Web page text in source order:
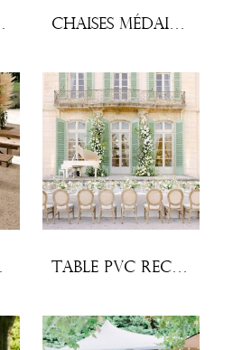
x10) Chaises Médaillon (lot x10)
Table PVC rectangulaire 200×90 cm à napper